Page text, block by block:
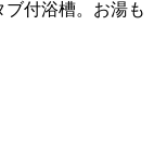
付浴槽。お湯も